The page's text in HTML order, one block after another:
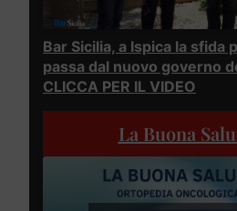
Bar Sicilia, a Ispica la sfida
passa dal nuovo governo
CLICCA PER IL VIDEO
La Buona